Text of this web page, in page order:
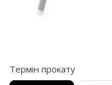
Термін прокату